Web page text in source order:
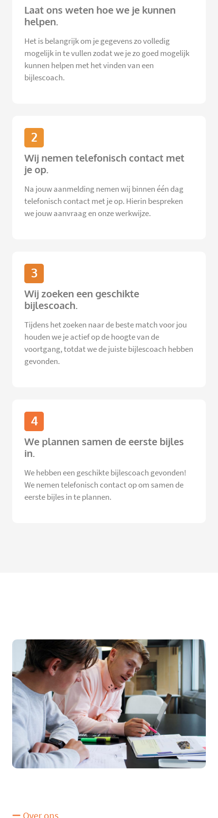
Laat ons weten hoe we je kunnen
helpen.
Het is belangrijk om je gegevens zo volledig
mogelijk in te vullen zodat we je zo goed mogelijk
kunnen helpen met het vinden van een
bijlescoach.
2
Wij nemen telefonisch contact met
je op.
Na jouw aanmelding nemen wij binnen één dag
telefonisch contact met je op. Hierin bespreken
we jouw aanvraag en onze werkwijze.
3
Wij zoeken een geschikte
bijlescoach.
Tijdens het zoeken naar de beste match voor jou
houden we je actief op de hoogte van de
voortgang, totdat we de juiste bijlescoach hebben
gevonden.
4
We plannen samen de eerste bijles
in.
We hebben een geschikte bijlescoach gevonden!
We nemen telefonisch contact op om samen de
eerste bijles in te plannen.